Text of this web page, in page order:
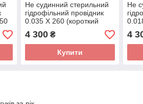
Не судинний стерильний
гідрофільний провідник
0.035 X 260 (короткий
провідник)
4 300₴
Купити
Не
4